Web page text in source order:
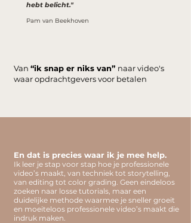
Pam van Beekhoven
hebt belicht."
Van “ik snap er niks van” naar video's
waar opdrachtgevers voor betalen
En dat is precies waar ik je mee help.
Ik leer je stap voor stap hoe je professionele
video’s maakt, van techniek tot storytelling,
van editing tot color grading. Geen eindeloos
zoeken naar losse tutorials, maar een
duidelijke methode waarmee je sneller groeit
en moeiteloos professionele video’s maakt die
indruk maken.​​